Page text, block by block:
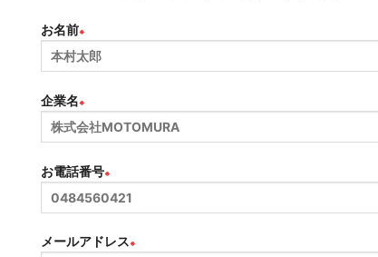
お名前※
企業名※
お電話番号※
メールアドレス※